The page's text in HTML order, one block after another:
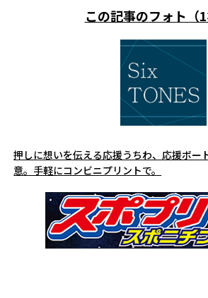
この記事のフォト（1
押しに想いを伝える応援うちわ、応援ボー
意。手軽にコンビニプリントで。